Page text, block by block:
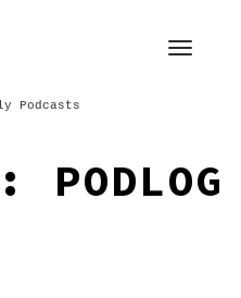
Podcasts
PODLOG